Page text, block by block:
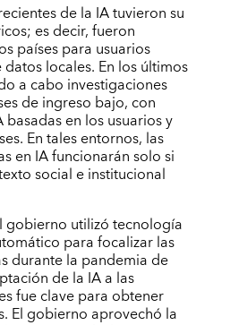
de la IA tuvieron su
es decir, fueron
países para usuarios
locales. En los últimos
a cabo investigaciones
de ingreso bajo, con
en los usuarios y
En tales entornos, las
en IA funcionarán solo si
social e institucional
gobierno utilizó tecnología
para focalizar las
durante la pandemia de
de la IA a las
fue clave para obtener
El gobierno aprovechó la